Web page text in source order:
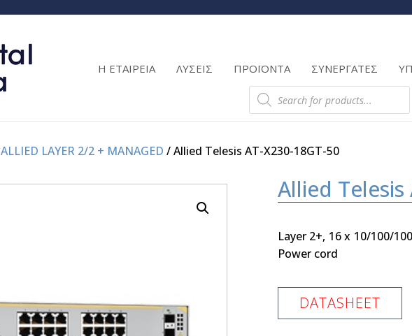
Η ΕΤΑΙΡΕΙΑ ΛΥΣΕΙΣ ΠΡΟΪΟΝΤΑ ΣΥΝΕΡΓΑΤΕΣ
Products
search
Products
ALLIED LAYER 2/2 + MANAGED / Allied Telesis AT-X230-18GT-50
Allied Telesis
Layer 2+, 16 x 10/100/
Power cord
DATASHEET